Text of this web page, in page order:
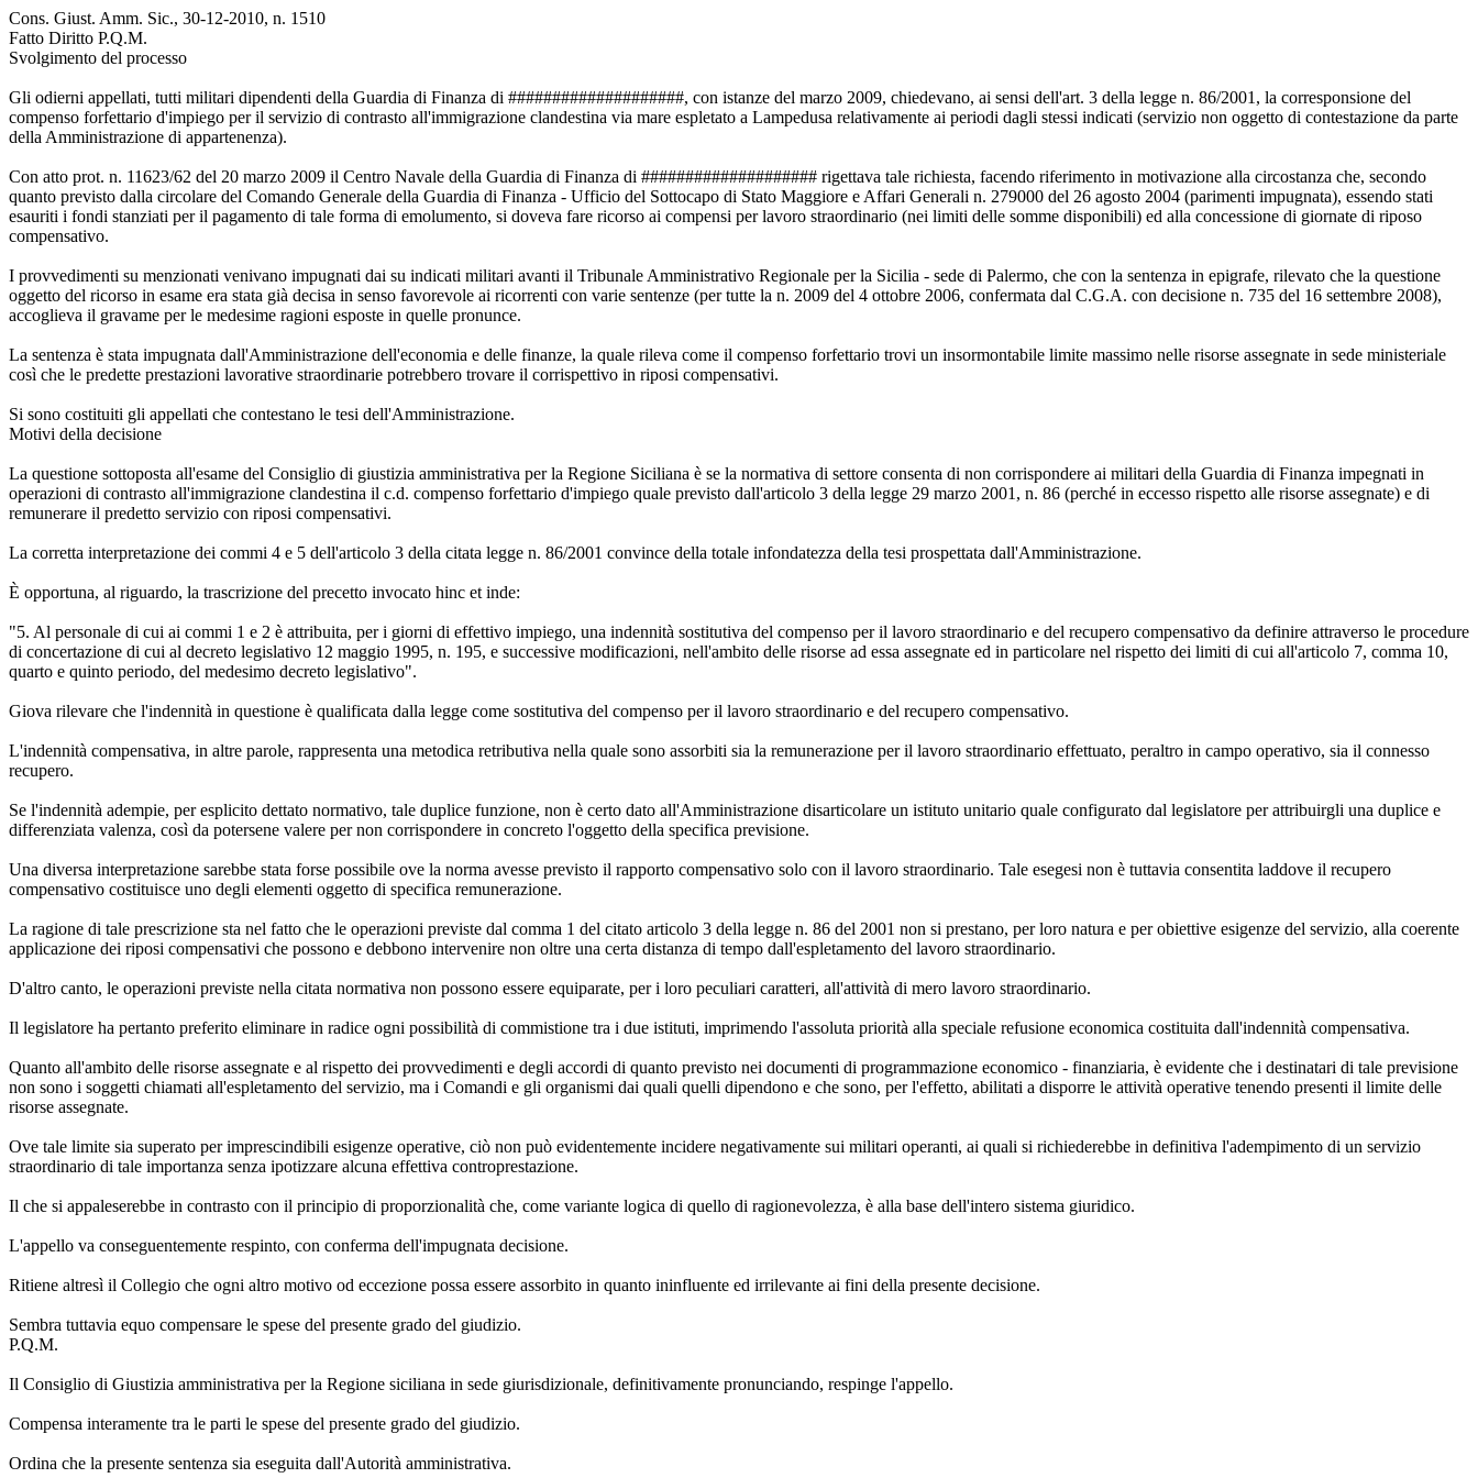
Cons. Giust. Amm. Sic., 30-12-2010, n. 1510
Fatto Diritto P.Q.M.
Svolgimento del processo
Gli odierni appellati, tutti militari dipendenti della Guardia di Finanza di ####################, con istanze del marzo 2009, chiedevano, ai sensi dell'art. 3 della legge n. 86/2001, la corresponsione del
compenso forfettario d'impiego per il servizio di contrasto all'immigrazione clandestina via mare espletato a Lampedusa relativamente ai periodi dagli stessi indicati (servizio non oggetto di contestazione da parte
della Amministrazione di appartenenza).
Con atto prot. n. 11623/62 del 20 marzo 2009 il Centro Navale della Guardia di Finanza di #################### rigettava tale richiesta, facendo riferimento in motivazione alla circostanza che, secondo
quanto previsto dalla circolare del Comando Generale della Guardia di Finanza - Ufficio del Sottocapo di Stato Maggiore e Affari Generali n. 279000 del 26 agosto 2004 (parimenti impugnata), essendo stati
esauriti i fondi stanziati per il pagamento di tale forma di emolumento, si doveva fare ricorso ai compensi per lavoro straordinario (nei limiti delle somme disponibili) ed alla concessione di giornate di riposo
compensativo.
I provvedimenti su menzionati venivano impugnati dai su indicati militari avanti il Tribunale Amministrativo Regionale per la Sicilia - sede di Palermo, che con la sentenza in epigrafe, rilevato che la questione
oggetto del ricorso in esame era stata già decisa in senso favorevole ai ricorrenti con varie sentenze (per tutte la n. 2009 del 4 ottobre 2006, confermata dal C.G.A. con decisione n. 735 del 16 settembre 2008),
accoglieva il gravame per le medesime ragioni esposte in quelle pronunce.
La sentenza è stata impugnata dall'Amministrazione dell'economia e delle finanze, la quale rileva come il compenso forfettario trovi un insormontabile limite massimo nelle risorse assegnate in sede ministeriale
così che le predette prestazioni lavorative straordinarie potrebbero trovare il corrispettivo in riposi compensativi.
Si sono costituiti gli appellati che contestano le tesi dell'Amministrazione.
Motivi della decisione
La questione sottoposta all'esame del Consiglio di giustizia amministrativa per la Regione Siciliana è se la normativa di settore consenta di non corrispondere ai militari della Guardia di Finanza impegnati in
operazioni di contrasto all'immigrazione clandestina il c.d. compenso forfettario d'impiego quale previsto dall'articolo 3 della legge 29 marzo 2001, n. 86 (perché in eccesso rispetto alle risorse assegnate) e di
remunerare il predetto servizio con riposi compensativi.
La corretta interpretazione dei commi 4 e 5 dell'articolo 3 della citata legge n. 86/2001 convince della totale infondatezza della tesi prospettata dall'Amministrazione.
È opportuna, al riguardo, la trascrizione del precetto invocato hinc et inde:
"5. Al personale di cui ai commi 1 e 2 è attribuita, per i giorni di effettivo impiego, una indennità sostitutiva del compenso per il lavoro straordinario e del recupero compensativo da definire attraverso le procedure
di concertazione di cui al decreto legislativo 12 maggio 1995, n. 195, e successive modificazioni, nell'ambito delle risorse ad essa assegnate ed in particolare nel rispetto dei limiti di cui all'articolo 7, comma 10,
quarto e quinto periodo, del medesimo decreto legislativo".
Giova rilevare che l'indennità in questione è qualificata dalla legge come sostitutiva del compenso per il lavoro straordinario e del recupero compensativo.
L'indennità compensativa, in altre parole, rappresenta una metodica retributiva nella quale sono assorbiti sia la remunerazione per il lavoro straordinario effettuato, peraltro in campo operativo, sia il connesso
recupero.
Se l'indennità adempie, per esplicito dettato normativo, tale duplice funzione, non è certo dato all'Amministrazione disarticolare un istituto unitario quale configurato dal legislatore per attribuirgli una duplice e
differenziata valenza, così da potersene valere per non corrispondere in concreto l'oggetto della specifica previsione.
Una diversa interpretazione sarebbe stata forse possibile ove la norma avesse previsto il rapporto compensativo solo con il lavoro straordinario. Tale esegesi non è tuttavia consentita laddove il recupero
compensativo costituisce uno degli elementi oggetto di specifica remunerazione.
La ragione di tale prescrizione sta nel fatto che le operazioni previste dal comma 1 del citato articolo 3 della legge n. 86 del 2001 non si prestano, per loro natura e per obiettive esigenze del servizio, alla coerente
applicazione dei riposi compensativi che possono e debbono intervenire non oltre una certa distanza di tempo dall'espletamento del lavoro straordinario.
D'altro canto, le operazioni previste nella citata normativa non possono essere equiparate, per i loro peculiari caratteri, all'attività di mero lavoro straordinario.
Il legislatore ha pertanto preferito eliminare in radice ogni possibilità di commistione tra i due istituti, imprimendo l'assoluta priorità alla speciale refusione economica costituita dall'indennità compensativa.
Quanto all'ambito delle risorse assegnate e al rispetto dei provvedimenti e degli accordi di quanto previsto nei documenti di programmazione economico - finanziaria, è evidente che i destinatari di tale previsione
non sono i soggetti chiamati all'espletamento del servizio, ma i Comandi e gli organismi dai quali quelli dipendono e che sono, per l'effetto, abilitati a disporre le attività operative tenendo presenti il limite delle
risorse assegnate.
Ove tale limite sia superato per imprescindibili esigenze operative, ciò non può evidentemente incidere negativamente sui militari operanti, ai quali si richiederebbe in definitiva l'adempimento di un servizio
straordinario di tale importanza senza ipotizzare alcuna effettiva controprestazione.
Il che si appaleserebbe in contrasto con il principio di proporzionalità che, come variante logica di quello di ragionevolezza, è alla base dell'intero sistema giuridico.
L'appello va conseguentemente respinto, con conferma dell'impugnata decisione.
Ritiene altresì il Collegio che ogni altro motivo od eccezione possa essere assorbito in quanto ininfluente ed irrilevante ai fini della presente decisione.
Sembra tuttavia equo compensare le spese del presente grado del giudizio.
P.Q.M.
Il Consiglio di Giustizia amministrativa per la Regione siciliana in sede giurisdizionale, definitivamente pronunciando, respinge l'appello.
Compensa interamente tra le parti le spese del presente grado del giudizio.
Ordina che la presente sentenza sia eseguita dall'Autorità amministrativa.